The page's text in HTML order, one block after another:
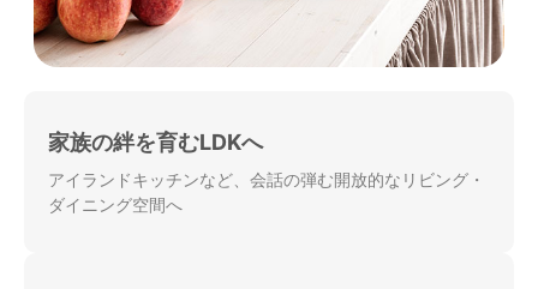
家族の絆を育むLDKへ
アイランドキッチンなど、会話の弾む開放的なリビング・
ダイニング空間へ